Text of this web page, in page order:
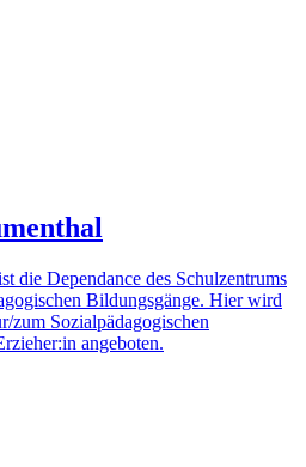
die Dependance des Schulzentrums
Bildungsgänge. Hier wird
zum Sozial­pädagogischen
angeboten.